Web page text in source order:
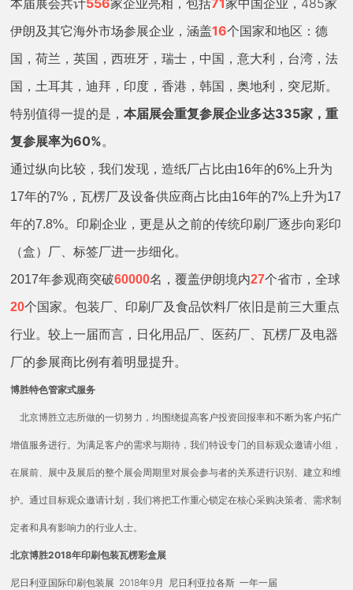
本届展会共计556家企业亮相，包括71 家中国企业，485家
伊朗及其它海外市场参展企业，涵盖16个国家和地区：德
国，荷兰，英国，西班牙，瑞士，中国，意大利，台湾，法
国，土耳其，迪拜，印度，香港，韩国，奥地利，突尼斯。
特别值得一提的是， 本届展会重复参展企业多达335家，重
复参展率为60%。
通过纵向比较，我们发现，造纸厂占比由16年的6%上升为
17年的7%，瓦楞厂及设备供应商占比由16年的7%上升为17
年的7.8%。印刷企业，更是从之前的传统印刷厂逐步向彩印
（盒）厂、标签厂进一步细化。
2017年参观商突破60000名，覆盖伊朗境内27个省市，全球
20个国家。包装厂、印刷厂及食品饮料厂依旧是前三大重点
行业。较上一届而言，日化用品厂、医药厂、瓦楞厂及电器
厂的参展商比例有着明显提升。
博胜特色管家式服务
北京博胜立志所做的一切努力，均围绕提高客户投资回报率和不断为客户拓广
增值服务进行。为满足客户的需求与期待，我们特设专门的目标观众邀请小组，
在展前、展中及展后的整个展会周期里对展会参与者的关系进行识别、建立和维
护。通过目标观众邀请计划，我们将把工作重心锁定在核心采购决策者、需求制
定者和具有影响力的行业人士。
北京博胜2018年印刷包装瓦楞彩盒展
尼日利亚国际印刷包装展 2018年9月 尼日利亚拉各斯 一年一届